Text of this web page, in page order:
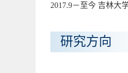
2017.9－至今 吉林大
研究方向